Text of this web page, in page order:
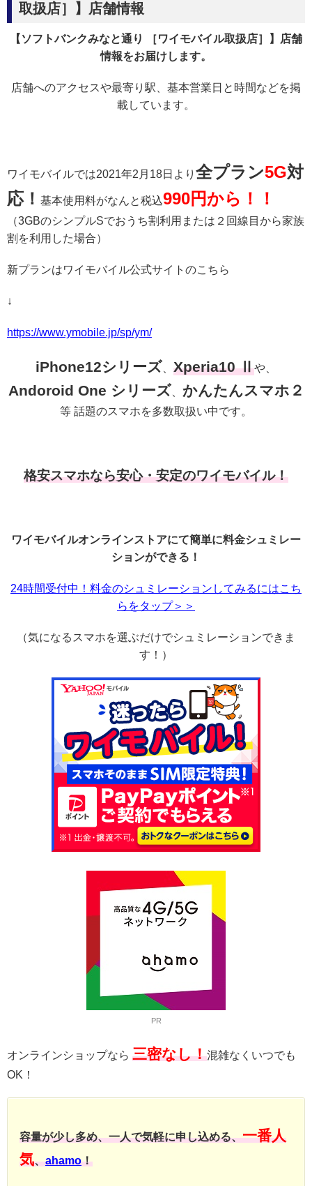
取扱店］】店舗情報
【ソフトバンクみなと通り ［ワイモバイル取扱店］】店舗
情報をお届けします。
店舗へのアクセスや最寄り駅、基本営業日と時間などを掲
載しています。
ワイモバイルでは2021年2月18日より 全プラン5G対
応！ 基本使用料がなんと税込990円から！！
（3GBのシンプルSでおうち割利用または２回線目から家族
割を利用した場合）
新プランはワイモバイル公式サイトのこちら
↓
https://www.ymobile.jp/sp/ym/
iPhone12シリーズ、 Xperia10 Ⅱや、
Andoroid One シリーズ、 かんたんスマホ２
等 話題のスマホを多数取扱い中です。
格安スマホなら安心・安定のワイモバイル！
ワイモバイルオンラインストアにて簡単に料金シュミレー
ションができる！
24時間受付中！料金のシュミレーションしてみるにはこち
らをタップ＞＞
（気になるスマホを選ぶだけでシュミレーションできま
す！）
PR
オンラインショップなら 三密なし！混雑なくいつでも
OK！
容量が少し多め、一人で気軽に申し込める、一番人
気、ahamo！